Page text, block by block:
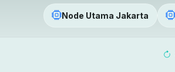
Node Utama Jakarta